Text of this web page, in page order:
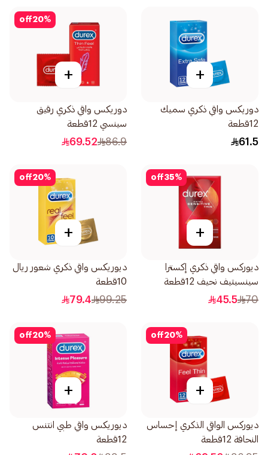
+
دوريكس واقي ذكري سميك
12قطعة
61.5
20%
off
+
دوريكس واقي ذكري رقيق
سينسي 12قطعة
86.9
69.52
35%
off
+
ديوركس واقي ذكري إكسترا
سينسيتيف نحيف 12قطعة
70
45.5
20%
off
+
ديوريكس واقي ذكري شعور ريال
10قطعة
99.25
79.4
20%
off
+
ديوركس الواقي الذكري إحساس
النحافة 12قطعة
20%
off
+
ديوريكس واقي طبي انتنس
12قطعة